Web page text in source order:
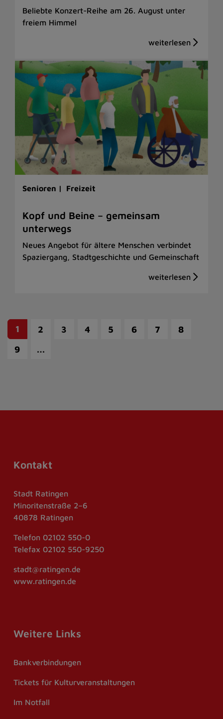
Beliebte Konzert-Reihe am 26. August unter
freiem Himmel
Senioren | Freizeit
Kopf und Beine – gemeinsam
unterwegs
Neues Angebot für ältere Menschen verbindet
Spaziergang, Stadtgeschichte und Gemeinschaft
1 2 3 4 5 6 7
8
9
…
Kontakt
Stadt Ratingen
Minoritenstraße 2–6
40878 Ratingen
Telefon 02102 550-0
Telefax 02102 550-9250
stadt@ratingen.de
www.ratingen.de
Weitere Links
Bankverbindungen
Tickets für Kulturveranstaltungen
Im Notfall